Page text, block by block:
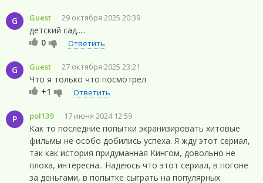
G Guest 29 октября 2025 20:39
детский сад.....
0
Ответить
G Guest 27 октября 2025 23:21
Что я только что посмотрел
+1
Ответить
P pol139 17 июня 2024 12:59
Как то последние попытки экранизировать хитовые
фильмы не особо добились успеха. Я жду этот сериал,
так как история придуманная Кингом, довольно не
плоха, интересна.. Надеюсь что этот сериал, в погоне
за деньгами, в попытке сыграть на популярных